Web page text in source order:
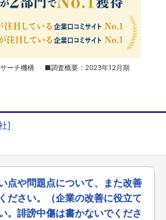
サーチ機構 ■調査概要：2023年12月期
]
点や問題点について、また改善
ださい。（企業の改善に役立て
。誹謗中傷は書かないでくださ